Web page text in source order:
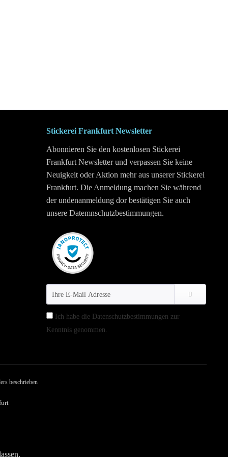
Stickerei Frankfurt Newsletter
Abonnieren Sie den kostenlosen Stickerei
Frankfurt Newsletter und verpassen Sie keine
Neuigkeit oder Aktion mehr aus unserer Stickerei
Frankfurt. Die Anmeldung machen Sie während
der undenanmeldung dor bestätigen Sie auch
unsere Datemnschutzbestimmungen.
Ich habe die Datenschutzbestimmungen zur
Kenntnis genommen.
beschrieben